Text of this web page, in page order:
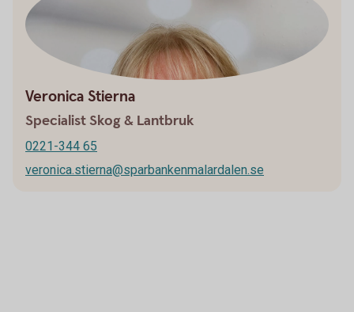
Veronica Stierna
Specialist Skog & Lantbruk
0221-344 65
veronica.stierna@sparbankenmalardalen.se